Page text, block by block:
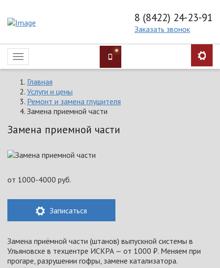
8 (8422) 24-23-91
Заказать звонок
Toggle
navigation
Главная
Услуги и цены
Ремонт и замена глушителя
Замена приемной части
Замена приемной части
от 1000-4000 руб.
Записаться
Замена приёмной части (штанов) выпускной системы в
Ульяновске в техцентре ИСКРА — от 1000 ₽. Меняем при
прогаре, разрушении гофры, замене катализатора.